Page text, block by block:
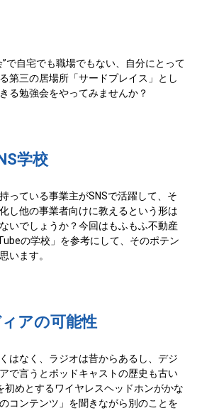
で自宅でも職場でもない、自分にとって
第三の居場所「サードプレイス」とし
る勉強会をやってみませんか？
学校
っている事業主がSNSで活躍して、そ
し他の事業者向けに教えるという形は
いでしょうか？今回はもふもふ不動産
の学校」を参考にして、そのポテン
います。
アの可能性
はなく、ラジオは昔からあるし、デジ
で言うとポッドキャストの歴史も古い
初めとするワイヤレスヘッドホンがかな
コンテンツ」を聞きながら別のことを